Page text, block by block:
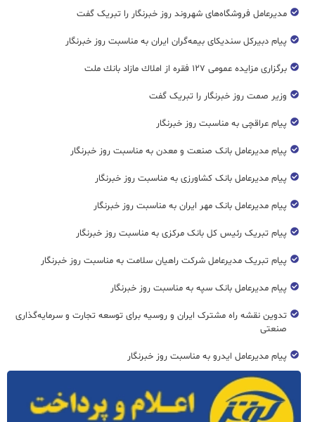
مدیرعامل فروشگاه‌های شهروند روز خبرنگار را تبریک گفت
پیام دبیرکل سندیکای بیمه‌گران ایران به مناسبت روز خبرنگار
برگزاری مزایده عمومی ۱۲۷ فقره از املاك مازاد بانك ملت
وزیر صمت روز خبرنگار را تبریک گفت
پیام عراقچی به مناسبت روز خبرنگار
پیام مدیرعامل بانک صنعت و معدن به مناسبت روز خبرنگار
پیام مدیرعامل بانک کشاورزی به مناسبت روز خبرنگار
پیام مدیرعامل بانک مهر ایران به مناسبت روز خبرنگار
پیام تبریک رئیس کل بانک مرکزی به مناسبت روز خبرنگار
پیام تبریک مدیرعامل شرکت راهیان سلامت به مناسبت روز خبرنگار
پیام مدیرعامل بانک سپه به مناسبت روز خبرنگار
تدوین نقشه راه مشترک ایران و روسیه برای توسعه تجارت و سرمایه‌گذاری
صنعتی
پیام مدیرعامل ایدرو به مناسبت روز خبرنگار